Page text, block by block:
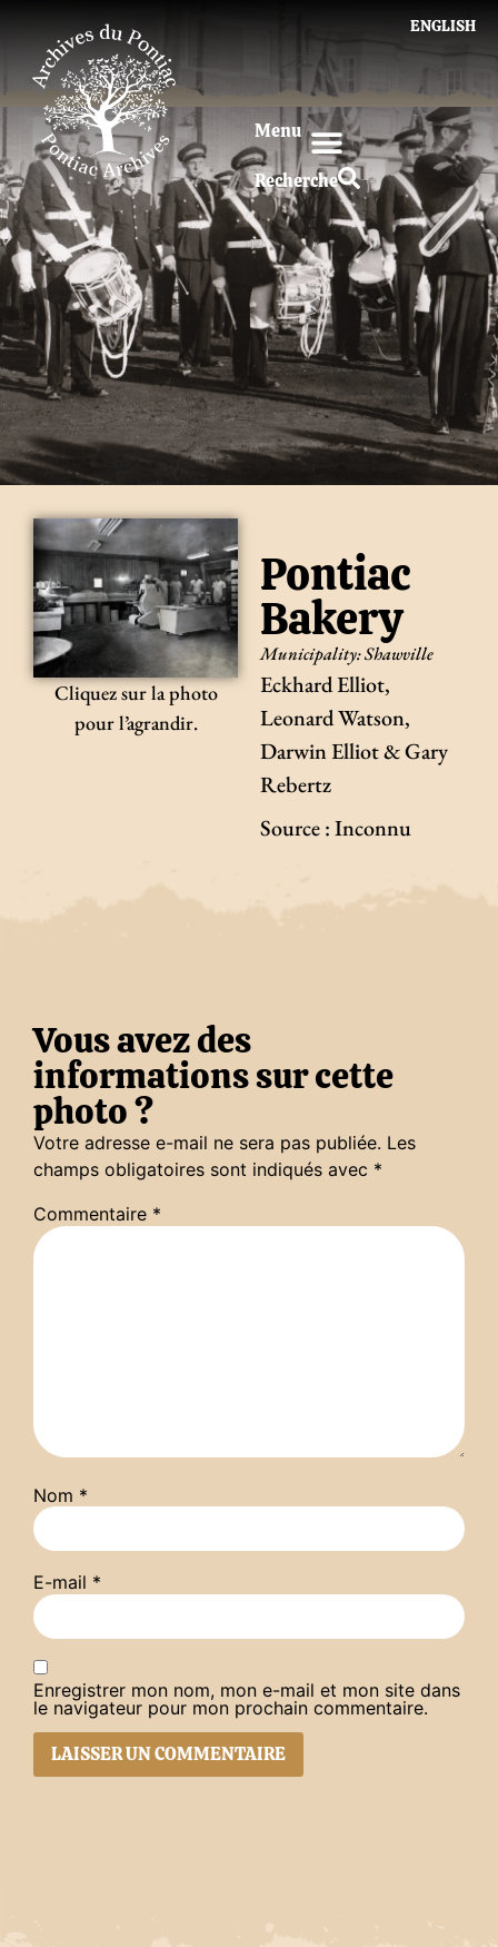
ENGLISH
Menu
Recherche
Cliquez sur la photo
pour l’agrandir.
Pontiac
Bakery
Municipality:Shawville
Eckhard Elliot,
Leonard Watson,
Darwin Elliot & Gary
Rebertz
Source : Inconnu
Vous avez des
informations sur cette
photo ?
Votre adresse e-mail ne sera pas publiée. Les
champs obligatoires sont indiqués avec *
Commentaire *
Nom *
E-mail *
Enregistrer mon nom, mon e-mail et mon site dans
le navigateur pour mon prochain commentaire.